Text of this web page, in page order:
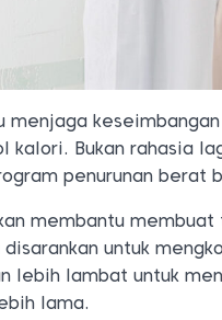
menjaga
kalori. Bukan rahasia
penurunan berat
membantu
untuk
lebih lambat untuk
lama.